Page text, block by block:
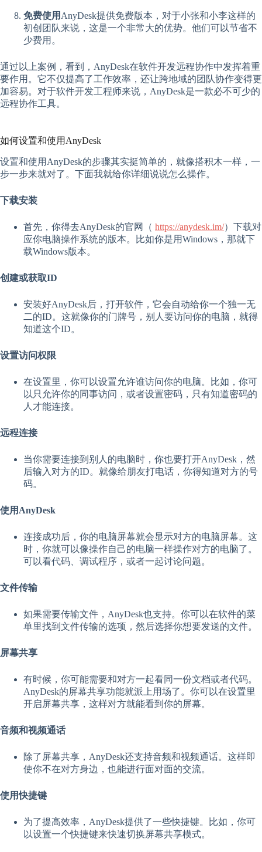
免费使用 AnyDesk提供免费版本，对于小张和小李这样的
初创团队来说，这是一个非常大的优势。他们可以节省不
少费用。
通过以上案例，看到，AnyDesk在软件开发远程协作中发挥着重
要作用。它不仅提高了工作效率，还让跨地域的团队协作变得更
加容易。对于软件开发工程师来说，AnyDesk是一款必不可少的
远程协作工具。
如何设置和使用AnyDesk
设置和使用AnyDesk的步骤其实挺简单的，就像搭积木一样，一
步一步来就对了。下面我就给你详细说说怎么操作。
下载安装
首先，你得去AnyDesk的官网（ https://anydesk.im/）下载对
应你电脑操作系统的版本。比如你是用Windows，那就下
载Windows版本。
创建或获取ID
安装好AnyDesk后，打开软件，它会自动给你一个独一无
二的ID。这就像你的门牌号，别人要访问你的电脑，就得
知道这个ID。
设置访问权限
在设置里，你可以设置允许谁访问你的电脑。比如，你可
以只允许你的同事访问，或者设置密码，只有知道密码的
人才能连接。
远程连接
当你需要连接到别人的电脑时，你也要打开AnyDesk，然
后输入对方的ID。就像给朋友打电话，你得知道对方的号
码。
使用AnyDesk
连接成功后，你的电脑屏幕就会显示对方的电脑屏幕。这
时，你就可以像操作自己的电脑一样操作对方的电脑了。
可以看代码、调试程序，或者一起讨论问题。
文件传输
如果需要传输文件，AnyDesk也支持。你可以在软件的菜
单里找到文件传输的选项，然后选择你想要发送的文件。
屏幕共享
有时候，你可能需要和对方一起看同一份文档或者代码。
AnyDesk的屏幕共享功能就派上用场了。你可以在设置里
开启屏幕共享，这样对方就能看到你的屏幕。
音频和视频通话
除了屏幕共享，AnyDesk还支持音频和视频通话。这样即
使你不在对方身边，也能进行面对面的交流。
使用快捷键
为了提高效率，AnyDesk提供了一些快捷键。比如，你可
以设置一个快捷键来快速切换屏幕共享模式。